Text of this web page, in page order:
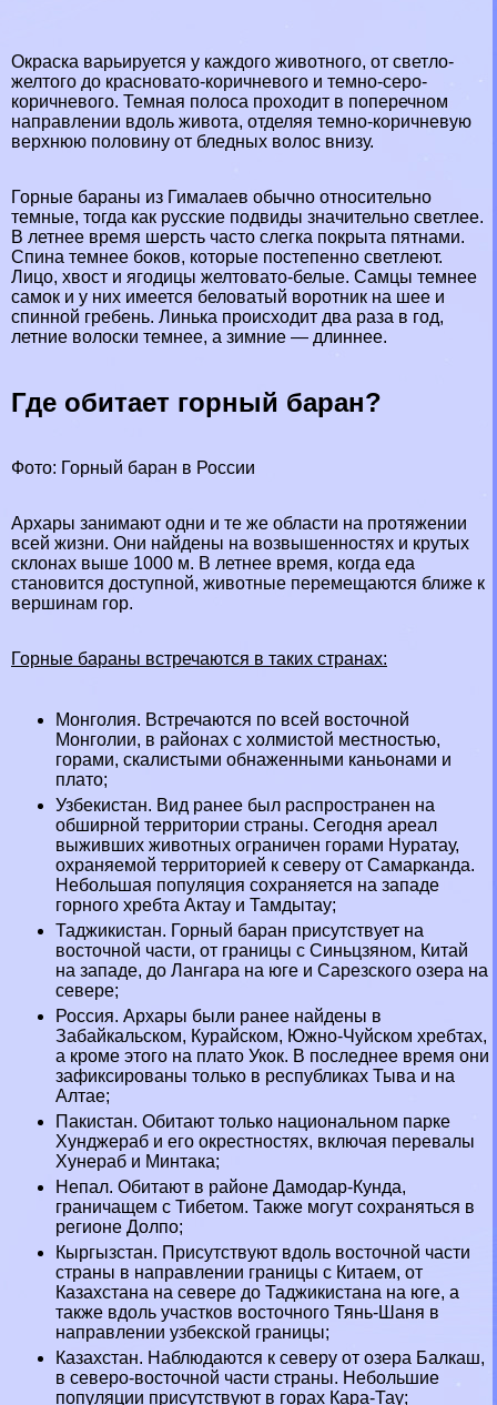
Окраска варьируется у каждого животного, от светло-
желтого до красновато-коричневого и темно-серо-
коричневого. Темная полоса проходит в поперечном
направлении вдоль живота, отделяя темно-коричневую
верхнюю половину от бледных волос внизу.
Горные бapaны из Гималаев обычно относительно
темные, тогда как русские подвиды значительно светлее.
В летнее время шерсть часто слегка покрыта пятнами.
Спина темнее боков, которые постепенно светлеют.
Лицо, хвост и ягoдицы желтовато-белые. Самцы темнее
самок и у них имеется беловатый воротник на шее и
спинной гребень. Линька происходит два раза в год,
летние волоски темнее, а зимние — длиннее.
Где обитает горный бapaн?
Фото: Горный бapaн в России
Архары занимают одни и те же области на протяжении
всей жизни. Они найдены на возвышенностях и крутых
склонах выше 1000 м. В летнее время, когда еда
становится доступной, животные перемещаются ближе к
вершинам гор.
Горные бapaны встречаются в таких странах:
Монголия. Встречаются по всей восточной
Монголии, в районах с холмистой местностью,
горами, скалистыми обнаженными каньонами и
плато;
Узбекистан. Вид ранее был распространен на
обширной территории страны. Сегодня ареал
выживших животных ограничен горами Нуратау,
охраняемой территорией к северу от Самарканда.
Небольшая популяция сохраняется на западе
горного хребта Актау и Тамдытау;
Таджикистан. Горный бapaн присутствует на
восточной части, от границы с Синьцзяном, Китай
на западе, до Лангара на юге и Сарезского озера на
севере;
Россия. Архары были ранее найдены в
Забайкальском, Курайском, Южно-Чуйском хребтах,
а кроме этого ​​на плато Укок. В последнее время они
зафиксированы только в республиках Тыва и на
Алтае;
Пакистан. Обитают только национальном парке
Хунджераб и его окрестностях, включая перевалы
Хунераб и Минтака;
Непал. Обитают в районе Дамодар-Кунда,
граничащем с Тибетом. Также могут сохраняться в
регионе Долпо;
Кыргызстан. Присутствуют вдоль восточной части
страны в направлении границы с Китаем, от
Казахстана на севере до Таджикистана на юге, а
также вдоль участков восточного Тянь-Шаня в
направлении узбекской границы;
Казахстан. Наблюдаются к северу от озера Балкаш,
в северо-восточной части страны. Небольшие
популяции присутствуют в горах Кара-Тау;